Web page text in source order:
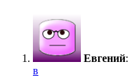
Евгений:
в